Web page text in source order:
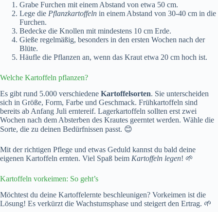
Grabe Furchen mit einem Abstand von etwa 50 cm.
Lege die Pflanzkartoffeln in einem Abstand von 30-40 cm in die
Furchen.
Bedecke die Knollen mit mindestens 10 cm Erde.
Gieße regelmäßig, besonders in den ersten Wochen nach der
Blüte.
Häufle die Pflanzen an, wenn das Kraut etwa 20 cm hoch ist.
Welche Kartoffeln pflanzen?
Es gibt rund 5.000 verschiedene Kartoffelsorten. Sie unterscheiden
sich in Größe, Form, Farbe und Geschmack. Frühkartoffeln sind
bereits ab Anfang Juli erntereif. Lagerkartoffeln sollten erst zwei
Wochen nach dem Absterben des Krautes geerntet werden. Wähle die
Sorte, die zu deinen Bedürfnissen passt. 😊
Mit der richtigen Pflege und etwas Geduld kannst du bald deine
eigenen Kartoffeln ernten. Viel Spaß beim Kartoffeln legen! 🌱
Kartoffeln vorkeimen: So geht’s
Möchtest du deine Kartoffelernte beschleunigen? Vorkeimen ist die
Lösung! Es verkürzt die Wachstumsphase und steigert den Ertrag. 🌱